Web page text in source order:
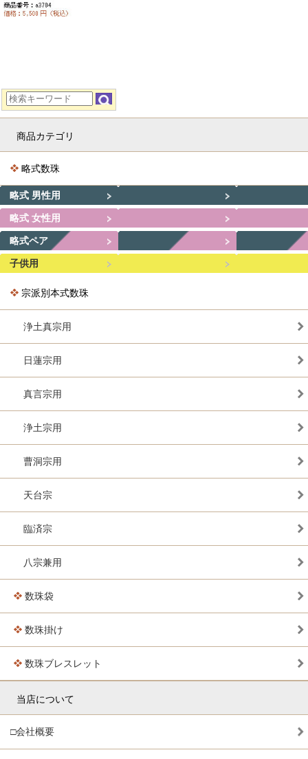
商品カテゴリ
略式数珠
略式 男性用
略式 女性用
略式ペア
子供用
宗派別本式数珠
浄土真宗用
日蓮宗用
真言宗用
浄土宗用
曹洞宗用
天台宗
臨済宗
八宗兼用
数珠袋
数珠掛け
数珠ブレスレット
当店について
□会社概要